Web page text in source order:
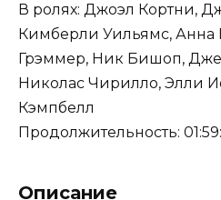
В ролях: Джоэл Кортни,
Кимберли Уильямс, Анна
Грэммер, Ник Бишоп,
Николас Чирилло, Элли
Кэмпбелл
Продолжительность:
Описание